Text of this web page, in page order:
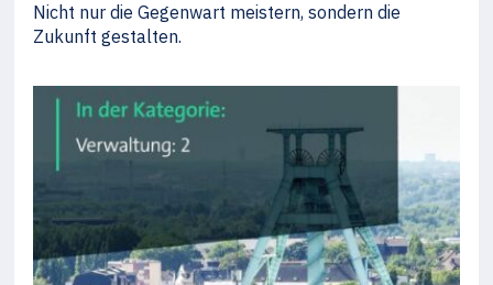
Nicht nur die Gegenwart meistern, sondern die
Zukunft gestalten.